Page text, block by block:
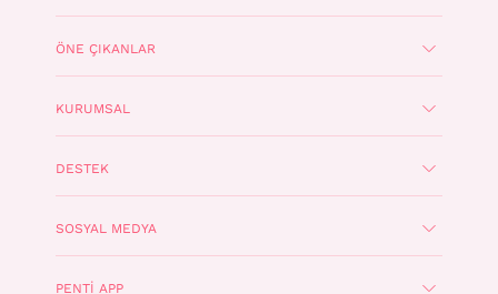
ÖNE ÇIKANLAR
KURUMSAL
DESTEK
SOSYAL MEDYA
PENTI APP